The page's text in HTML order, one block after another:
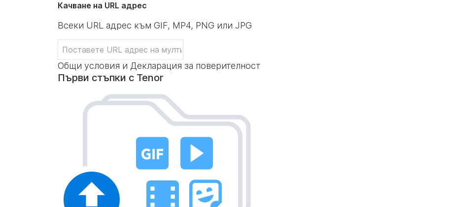
Качване на URL адрес
Всеки URL адрес към GIF, MP4, PNG или JPG
Общи условия и Декларация за поверителност
Първи стъпки с Tenor